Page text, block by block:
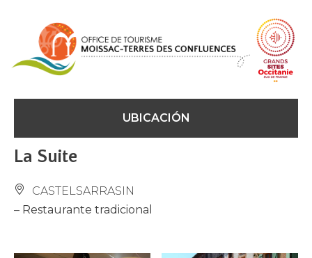
UBICACIÓN
La Suite
CASTELSARRASIN
– Restaurante tradicional